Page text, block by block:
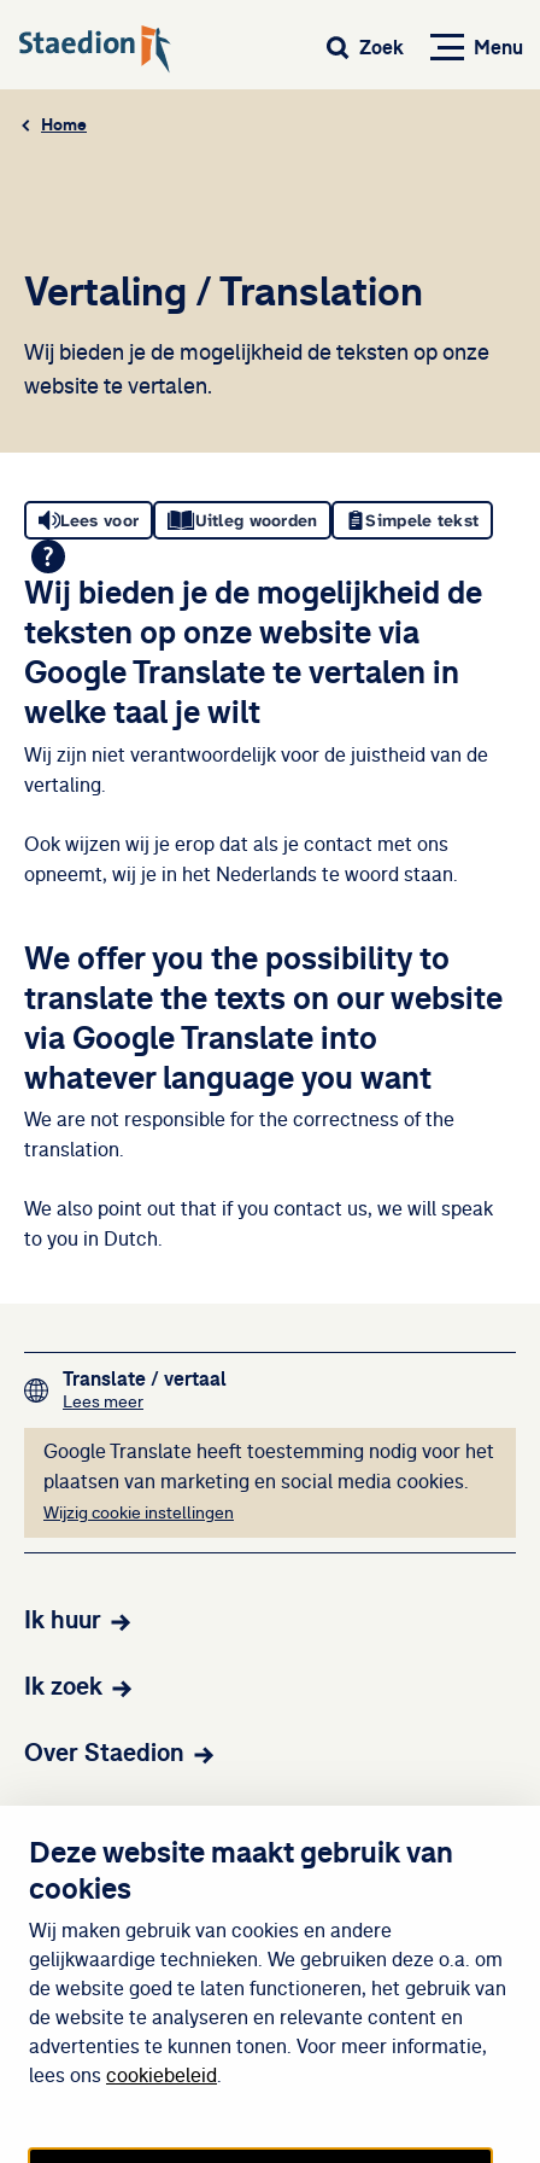
Deze website maakt gebruik van
cookies
Wij maken gebruik van cookies en andere
gelijkwaardige technieken. We gebruiken deze o.a. om
de website goed te laten functioneren, het gebruik van
de website te analyseren en relevante content en
advertenties te kunnen tonen. Voor meer informatie,
lees ons cookiebeleid
Menu
Zoek
Home
Vertaling / Translation
Wij bieden je de mogelijkheid de teksten op onze
website te vertalen.
Lees voor Uitleg woorden Simpele tekst
Wij bieden je de mogelijkheid de
teksten op onze website via
Google Translate te vertalen in
welke taal je wilt
Wij zijn niet verantwoordelijk voor de juistheid van de
vertaling.
Ook wijzen wij je erop dat als je contact met ons
opneemt, wij je in het Nederlands te woord staan.
We offer you the possibility to
translate the texts on our website
via Google Translate into
whatever language you want
We are not responsible for the correctness of the
translation.
We also point out that if you contact us, we will speak
to you in Dutch.
Translate / vertaal
Lees meerover het vertalen van de teksten op deze website
Deze inhoud kan
Google Translate heeft toestemming nodig voor het
plaatsen van marketing en social media cookies.
Wijzig cookie instellingen
Ik huur
Ik zoek
Over Staedion
Wijken
Meedoen